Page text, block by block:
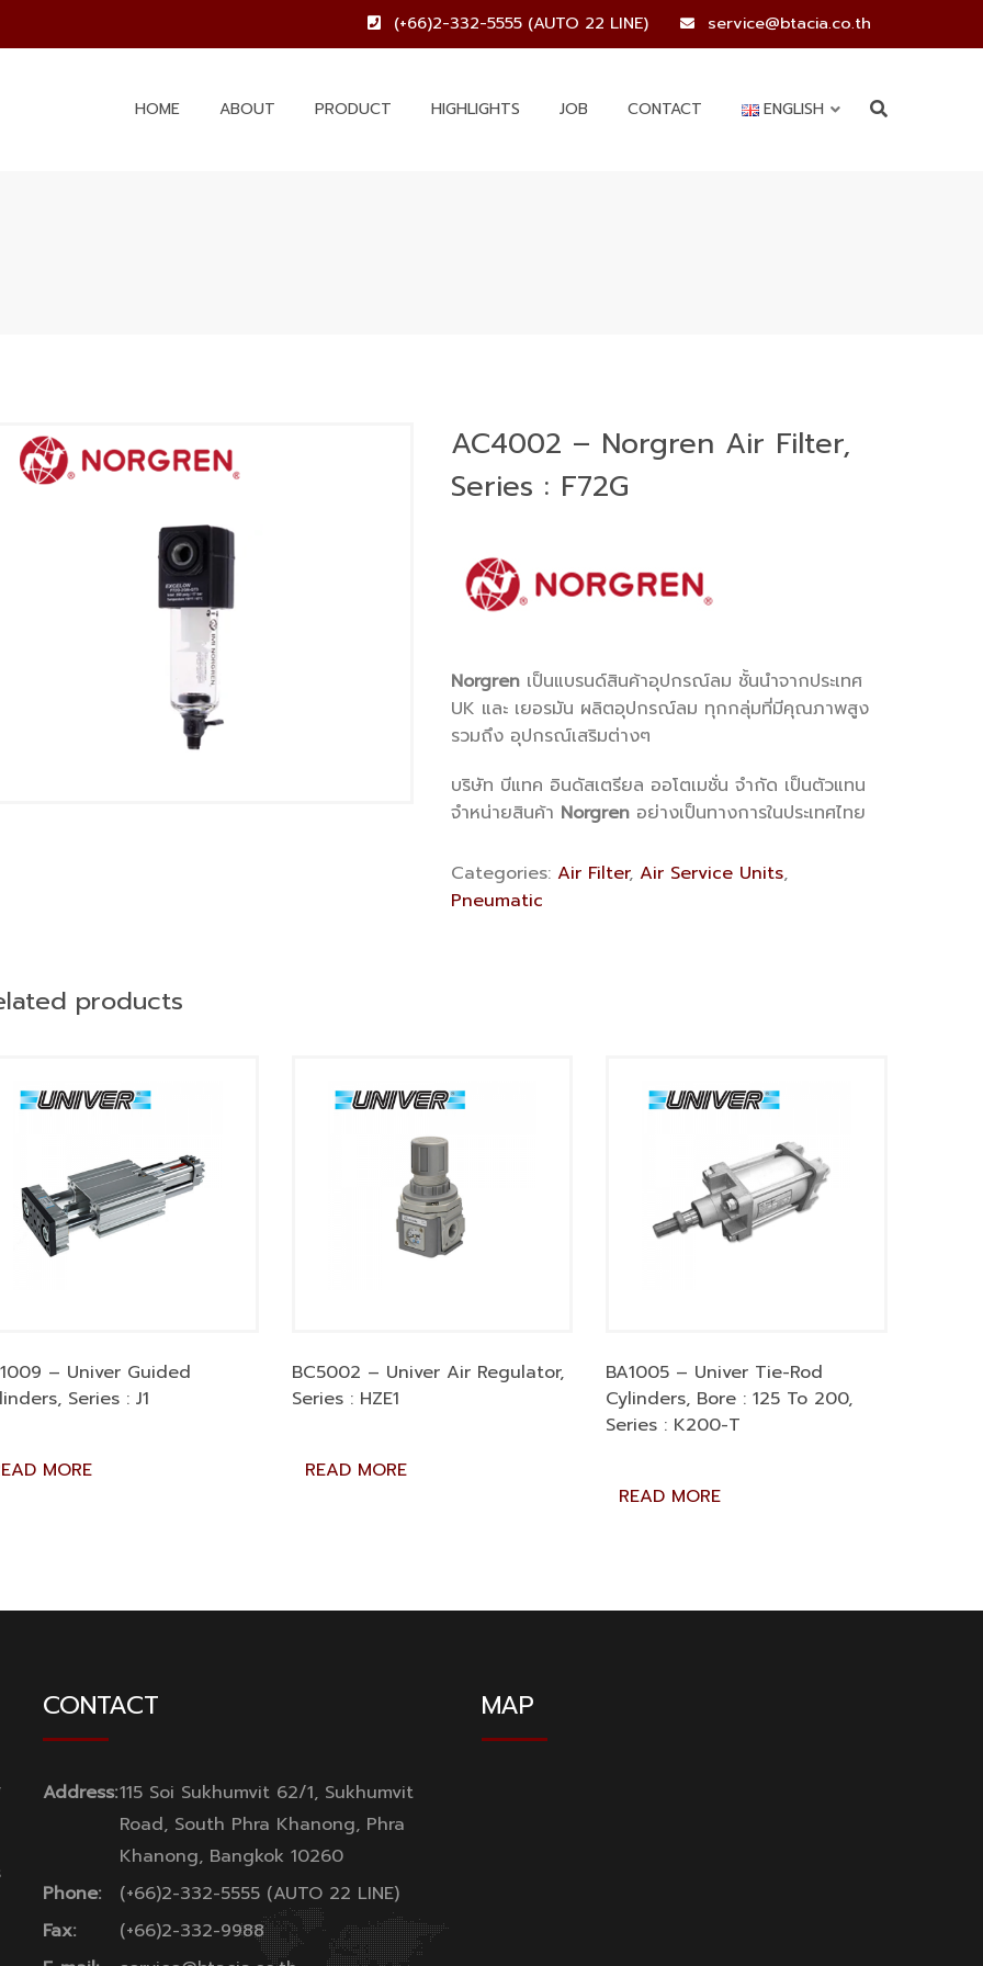
(+66)2-332-5555 (AUTO 22 LINE) service@btacia.co.th
HOME ABOUT PRODUCT HIGHLIGHTS JOB CONTACT ENGLISH
AC4002 – Norgren Air Filter,
Series : F72G
Norgrenเป็นแบรนด์สินค้าอุปกรณ์ลม ชั้นนำจากประเทศ
UK และ เยอรมัน ผลิตอุปกรณ์ลม ทุกกลุ่มที่มีคุณภาพสูง
รวมถึง อุปกรณ์เสริมต่างๆ
บริษัท บีแทค อินดัสเตรียล ออโตเมชั่น จำกัด เป็นตัวแทน
จำหน่ายสินค้า Norgrenอย่างเป็นทางการในประเทศไทย
Categories: Air Filter, Air Service Units,
Pneumatic
products
– Univer Guided
Series : J1
MORE
BC5002 – Univer Air Regulator,
Series : HZE1
READ MORE
BA1005 – Univer Tie-Rod
Cylinders, Bore : 125 To 200,
Series : K200-T
READ MORE
CONTACT
Address:115 Soi Sukhumvit 62/1, Sukhumvit
Road, South Phra Khanong, Phra
Khanong, Bangkok 10260
Phone:
(+66)2-332-5555 (AUTO 22 LINE)
Fax:
(+66)2-332-9988
MAP